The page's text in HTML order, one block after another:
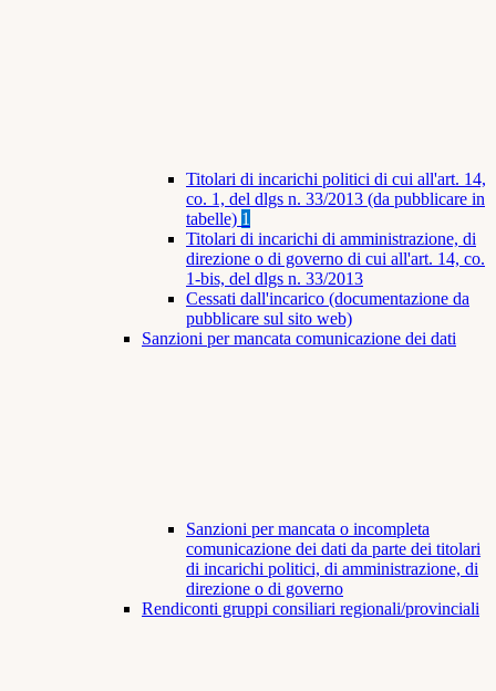
Titolari di incarichi politici di cui all'art. 14,
co. 1, del dlgs n. 33/2013 (da pubblicare in
tabelle) 1
Titolari di incarichi di amministrazione, di
direzione o di governo di cui all'art. 14, co.
1-bis, del dlgs n. 33/2013
Cessati dall'incarico (documentazione da
pubblicare sul sito web)
Sanzioni per mancata comunicazione dei dati
Sanzioni per mancata o incompleta
comunicazione dei dati da parte dei titolari
di incarichi politici, di amministrazione, di
direzione o di governo
Rendiconti gruppi consiliari regionali/provinciali